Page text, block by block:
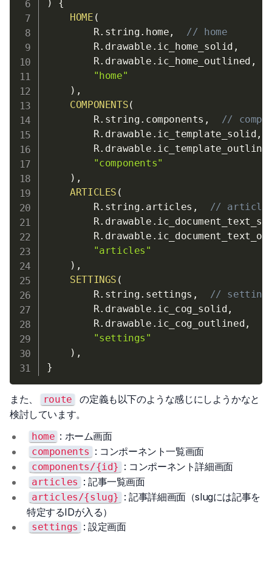
)
{
HOME (
        R
. string. home ,
// home
        R
. drawable . ic_home_solid ,
        R
. drawable . ic_home_outlined ,
"home"
) ,
COMPONENTS(
        R
. string. components ,
//
        R
. drawable . ic_template_solid ,
        R
. drawable .
"components"
) ,
ARTICLES (
        R
. string. articles ,
//
        R
. drawable .
        R
. drawable .
"articles"
) ,
SETTINGS (
        R
. string. settings ,
//
        R
. drawable . ic_cog_solid ,
        R
. drawable . ic_cog_outlined ,
"settings"
) ,
}
また、 route
の定義も以下のような感じにしようかなと
検討しています。
home : ホーム画面
components : コンポーネント一覧画面
components/{id} : コンポーネント詳細画面
articles : 記事一覧画面
articles/{slug} : 記事詳細画面（slugには記事を
特定するIDが入る）
settings : 設定画面